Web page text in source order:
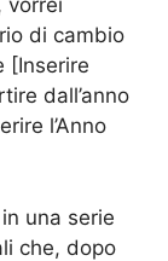
vorrei
di cambio
[Inserire
dall’anno
l’Anno
una serie
che, dopo